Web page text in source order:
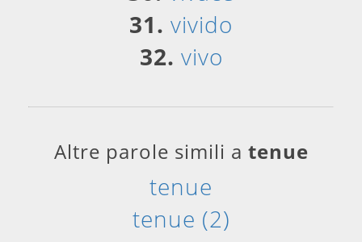
31. vivido
32. vivo
Altre parole simili a tenue
tenue
tenue (2)